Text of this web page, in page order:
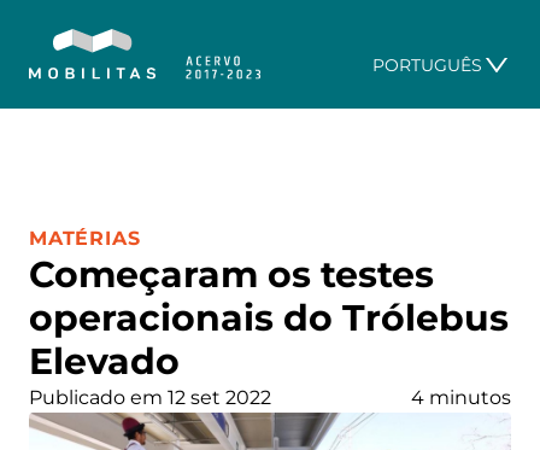
PORTUGUÊS
Começaram os testes
operacionais do Trólebus
Elevado
CATEGORIA:
MATÉRIAS
Publicado em 12 set 2022 4 minutos